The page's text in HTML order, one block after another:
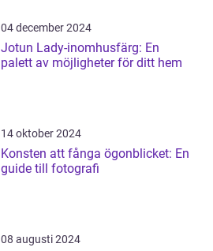
04 december 2024
Jotun Lady-inomhusfärg: En
palett av möjligheter för ditt hem
14 oktober 2024
Konsten att fånga ögonblicket: En
guide till fotografi
08 augusti 2024